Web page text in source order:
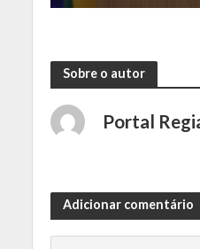
Sobre o autor
Portal
Adicionar comentário